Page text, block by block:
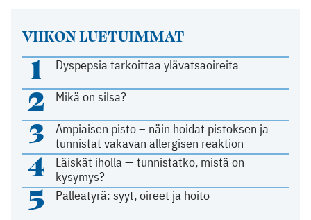
VIIKON LUETUIMMAT
1 Dyspepsia tarkoittaa ylävatsaoireita
2 Mikä on silsa?
3
Ampiaisen pisto – näin hoidat pistoksen ja
tunnistat vakavan allergisen reaktion
4
Läiskät iholla — tunnistatko, mistä on
kysymys?
5 Palleatyrä: syyt, oireet ja hoito